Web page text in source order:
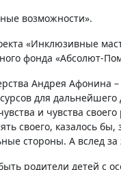
возможности».
«Инклюзивные
фонда «Абсолют-
Андрея Афонина
для
и чувства
своего, казалось
стороны. А вслед
родители детей с